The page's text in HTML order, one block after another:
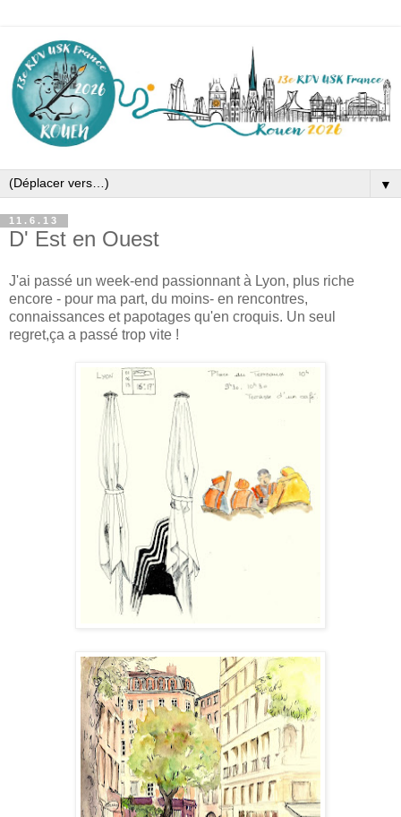
▼
11.6.13
D' Est en Ouest
J'ai passé un week-end passionnant à Lyon, plus riche
encore - pour ma part, du moins- en rencontres,
connaissances et papotages qu'en croquis. Un seul
regret,ça a passé trop vite !